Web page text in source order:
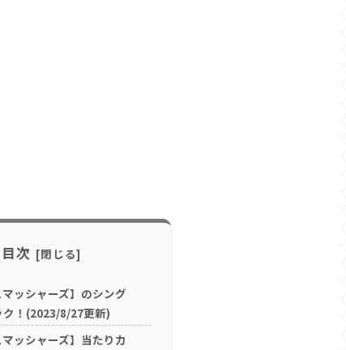
目次
ッシャーズ】のシング
！(2023/8/27更新)
ッシャーズ】当たりカ